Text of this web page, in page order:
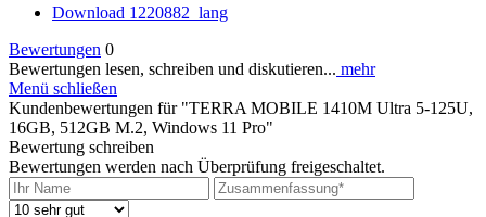
Download 1220882_lang
Bewertungen 0
Bewertungen lesen, schreiben und diskutieren... mehr
Menü schließen
Kundenbewertungen für "TERRA MOBILE 1410M Ultra 5-125U,
16GB, 512GB M.2, Windows 11 Pro"
Bewertung schreiben
Bewertungen werden nach Überprüfung freigeschaltet.